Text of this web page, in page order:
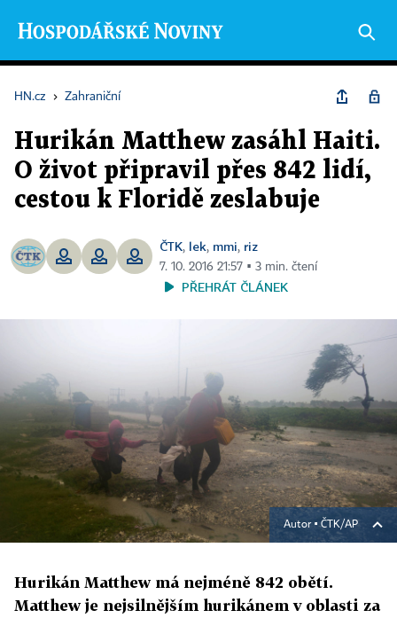
HN.cz › Zahraniční
Hurikán Matthew zasáhl Haiti.
O život připravil přes 842 lidí,
cestou k Floridě zeslabuje
ČTK, lek, mmi, riz
7. 10. 2016 21:57 ▪ 3 min. čtení
PŘEHRÁT ČLÁNEK
Autor ▪ČTK/AP
Hurikán Matthew má nejméně 842 obětí.
Matthew je nejsilnějším hurikánem v oblasti za